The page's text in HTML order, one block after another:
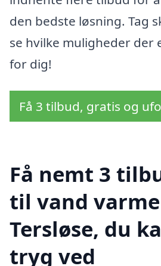
den bedste løsning. Tag
se hvilke muligheder
for dig!
Få 3 tilbud, gratis og
Få nemt 3
til vand
Tersløse, du
tryg ved